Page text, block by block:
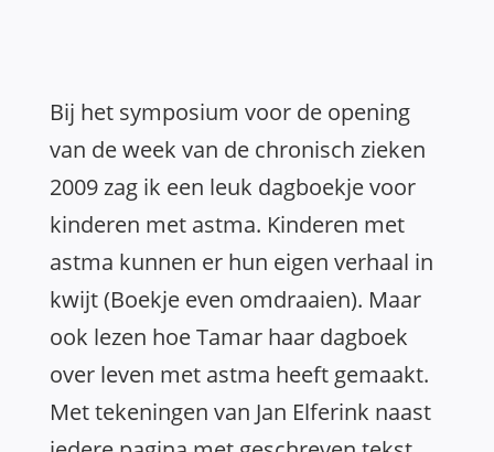
Bij het symposium voor de opening
van de week van de chronisch zieken
2009 zag ik een leuk dagboekje voor
kinderen met astma. Kinderen met
astma kunnen er hun eigen verhaal in
kwijt (Boekje even omdraaien). Maar
ook lezen hoe Tamar haar dagboek
over leven met astma heeft gemaakt.
Met tekeningen van Jan Elferink naast